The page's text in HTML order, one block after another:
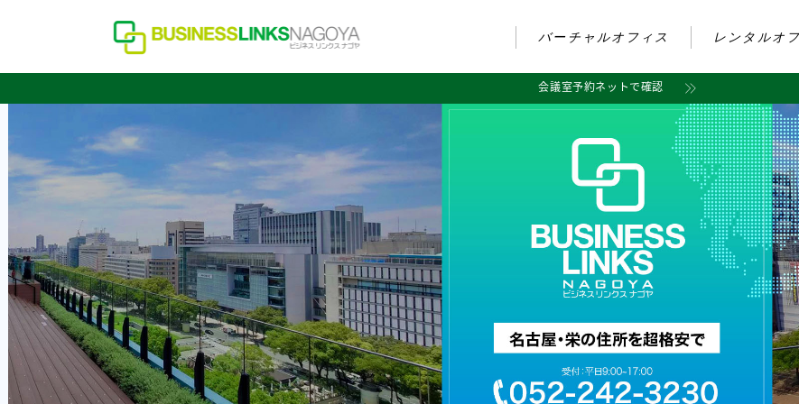
バーチャルオフィス レンタルオ
会議室予約ネットで確認